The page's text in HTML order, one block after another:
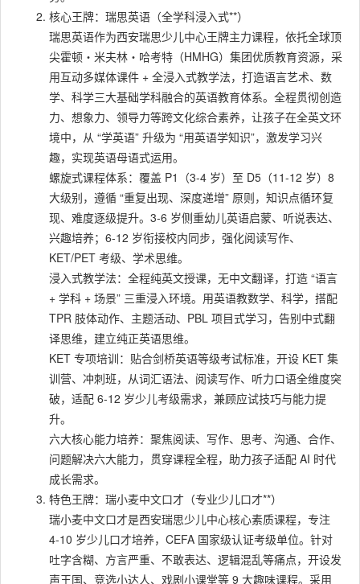
核心王牌：瑞思英语（全学科浸入式**）
瑞思英语作为西安瑞思少儿中心王牌主力课程，依托全球顶
尖霍顿・米夫林・哈考特（HMHG）集团优质教育资源，采
用互动多媒体课件 + 全浸入式教学法，打造语言艺术、数
学、科学三大基础学科融合的英语教育体系。全程贯彻创造
力、想象力、领导力等跨文化综合素养，让孩子在全英文环
境中，从 “学英语” 升级为 “用英语学知识”，激发学习兴
趣，实现英语母语式运用。
螺旋式课程体系：覆盖 P1（3-4 岁）至 D5（11-12 岁）8
大级别，遵循 “重复出现、深度递增” 原则，知识点循环复
现、难度逐级提升。3-6 岁侧重幼儿英语启蒙、听说表达、
兴趣培养；6-12 岁衔接校内同步，强化阅读写作、
KET/PET 考级、学术思维。
浸入式教学法：全程纯英文授课，无中文翻译，打造 “语言
+ 学科 + 场景” 三重浸入环境。用英语教数学、科学，搭配
TPR 肢体动作、主题活动、PBL 项目式学习，告别中式翻
译思维，建立纯正英语思维。
KET 专项培训：贴合剑桥英语等级考试标准，开设 KET 集
训营、冲刺班，从词汇语法、阅读写作、听力口语全维度突
破，适配 6-12 岁少儿考级需求，兼顾应试技巧与能力提
升。
六大核心能力培养：聚焦阅读、写作、思考、沟通、合作、
问题解决六大能力，贯穿课程全程，助力孩子适配 AI 时代
成长需求。
特色王牌：瑞小麦中文口才（专业少儿口才**）
瑞小麦中文口才是西安瑞思少儿中心核心素质课程，专注
4-10 岁少儿口才培养，CEFA 国家级认证考级单位。针对
吐字含糊、方言严重、不敢表达、逻辑混乱等痛点，开设发
声王国、竞选小达人、戏剧小课堂等 9 大趣味课程。采用